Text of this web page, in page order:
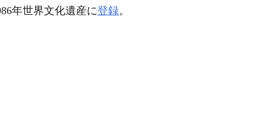
年世界文化遺産に登録。